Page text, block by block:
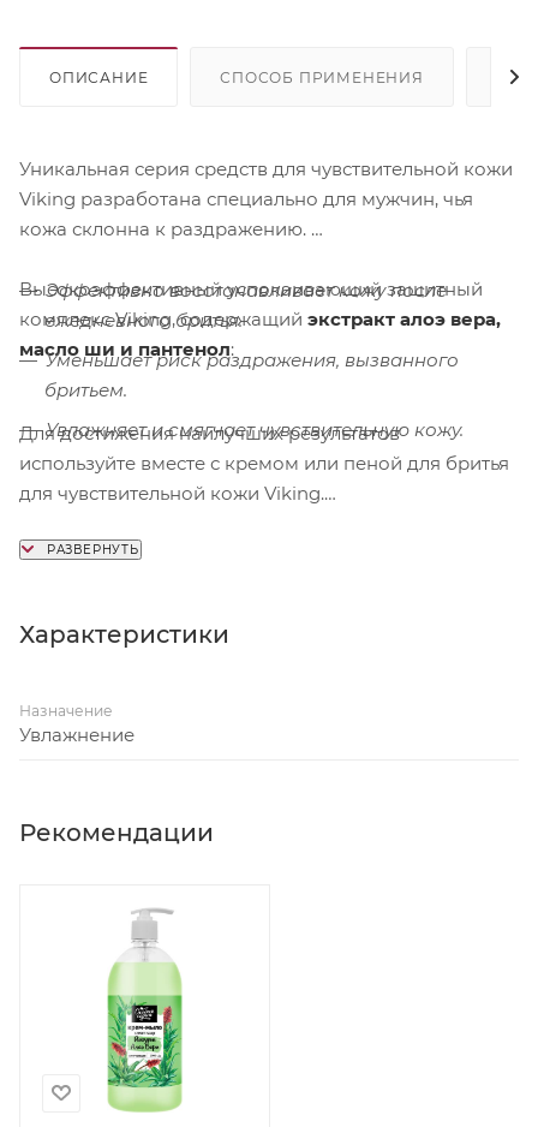
ОПИСАНИЕ СПОСОБ ПРИМЕНЕНИЯ
Уникальная серия средств для чувствительной кожи
Viking разработана специально для мужчин, чья
кожа склонна к раздражению.
Высокоэффективный успокаивающий защитный
комплекс Viking, содержащий экстракт алоэ вера,
масло ши и пантенол:
Эффективно восстанавливает кожу после
ежедневного бритья.
Уменьшает риск раздражения, вызванного
бритьем.
Увлажняет и смягчает чувствительную кожу.
Для достижения наилучших результатов
используйте вместе с кремом или пеной для бритья
для чувствительной кожи Viking.
Объем: 75 мл.
Характеристики
Назначение
Увлажнение
Рекомендации